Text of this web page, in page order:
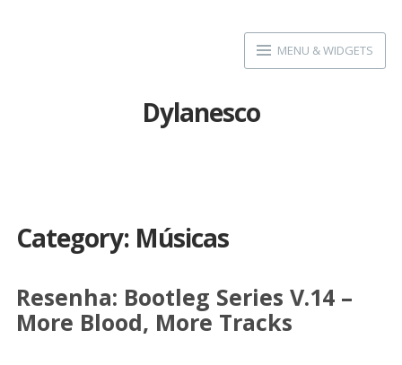
MENU & WIDGETS
Dylanesco
Category: Músicas
Resenha: Bootleg Series V.14 –
More Blood, More Tracks